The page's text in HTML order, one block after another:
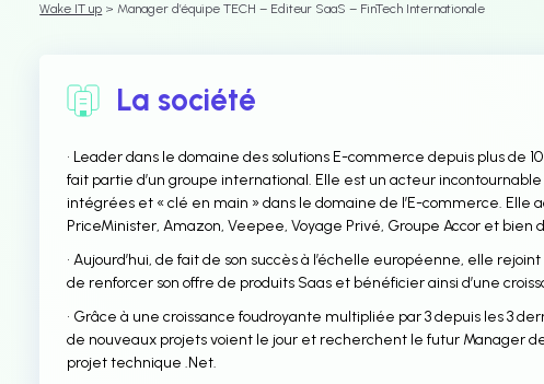
Wake IT up > Manager d’équipe TECH – Editeur SaaS – FinTech Internationale
La société
• Leader dans le domaine des solutions E-commerce depuis plus de
fait partie d’un groupe international. Elle est un acteur
intégrées et « clé en main » dans le domaine de l’E-commerce. Elle
PriceMinister, Amazon, Veepee, Voyage Privé, Groupe Accor et bien
• Aujourd’hui, de fait de son succès à l’échelle européenne, elle
de renforcer son offre de produits Saas et bénéficier ainsi d’une
• Grâce à une croissance foudroyante multipliée par 3 depuis les 3
de nouveaux projets voient le jour et recherchent le futur Manager
projet technique .Net.